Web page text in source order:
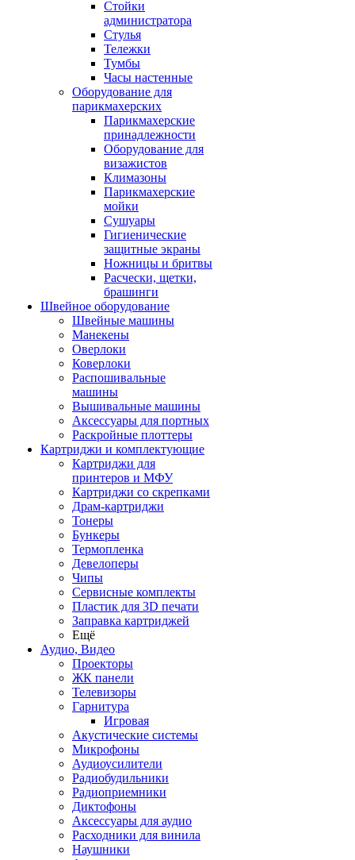
Стойки
администратора
Стулья
Тележки
Тумбы
Часы настенные
Оборудование для
парикмахерских
Парикмахерские
принадлежности
Оборудование для
визажистов
Климазоны
Парикмахерские
мойки
Сушуары
Гигиенические
защитные экраны
Ножницы и бритвы
Расчески, щетки,
брашинги
Швейное оборудование
Швейные машины
Манекены
Оверлоки
Коверлоки
Распошивальные
машины
Вышивальные машины
Аксессуары для портных
Раскройные плоттеры
Картриджи и комплектующие
Картриджи для
принтеров и МФУ
Картриджи со скрепками
Драм-картриджи
Тонеры
Бункеры
Термопленка
Девелоперы
Чипы
Сервисные комплекты
Пластик для 3D печати
Заправка картриджей
Ещё
Аудио, Видео
Проекторы
ЖК панели
Телевизоры
Гарнитура
Игровая
Акустические системы
Микрофоны
Аудиоусилители
Радиобудильники
Радиоприемники
Диктофоны
Аксессуары для аудио
Расходники для винила
Наушники